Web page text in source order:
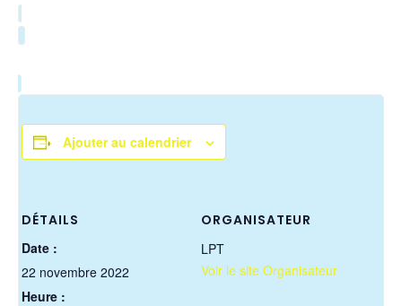
Ajouter au calendrier
DÉTAILS
Date :
22 novembre 2022
Heure :
ORGANISATEUR
LPT
Voir le site Organisateur